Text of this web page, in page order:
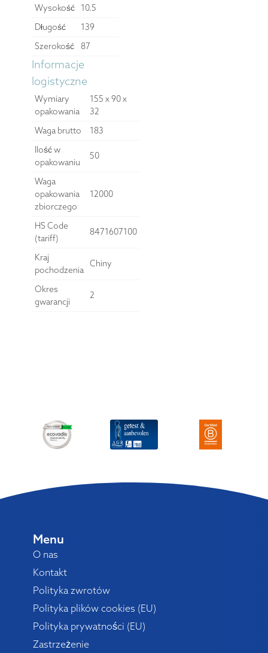
Wysokość
10.5
Długość
139
Szerokość
87
Informacje
logistyczne
Wymiary
opakowania
155 x 90 x
32
Waga brutto
183
Ilość w
opakowaniu
50
Waga
opakowania
zbiorczego
12000
HS Code
(tariff)
8471607100
Kraj
pochodzenia
Chiny
Okres
gwarancji
2
Menu
O nas
Kontakt
Polityka zwrotów
Polityka plików cookies (EU)
Polityka prywatności (EU)
Zastrzeżenie